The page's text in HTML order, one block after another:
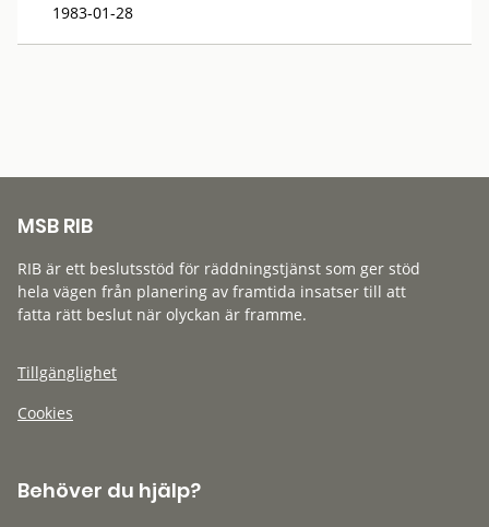
1983-01-28
MSB RIB
RIB är ett beslutsstöd för räddningstjänst som ger stöd
hela vägen från planering av framtida insatser till att
fatta rätt beslut när olyckan är framme.
Tillgänglighet
Cookies
Behöver du hjälp?